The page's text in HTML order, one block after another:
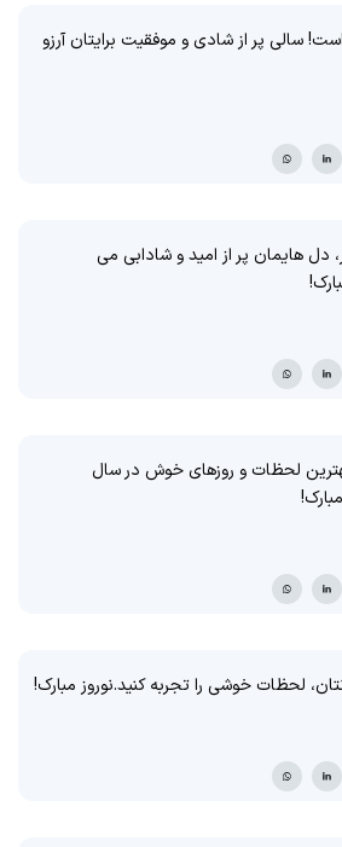
است! سالی پر از شادی و موفقیت برایتان آرزو
دل هایمان پر از امید و شادابی می
لحظات و روزهای خوش در سال
لحظات خوشی را تجربه کنید.نوروز مبارک!